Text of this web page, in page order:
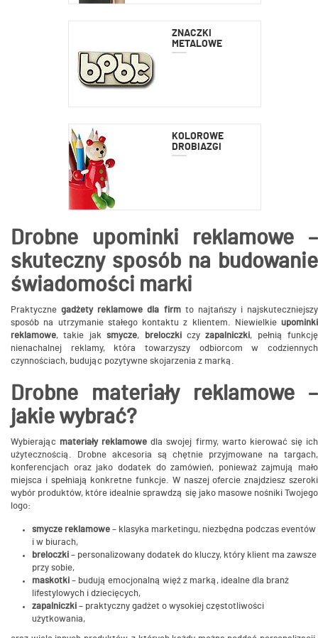
ZNACZKI
METALOWE
KOLOROWE
DROBIAZGI
Drobne upominki reklamowe –
skuteczny sposób na budowanie
świadomości marki
Praktycznegadżety reklamowe dla firmto najtańszy i najskuteczniejszy
sposób na utrzymanie stałego kontaktu z klientem. Niewielkie upominki
reklamowe, takie jaksmycze, breloczkiczyzapalniczki, pełnią funkcję
nienachalnej reklamy, która towarzyszy odbiorcom w codziennych
czynnościach, budując pozytywne skojarzenia z marką.
Drobne materiały reklamowe –
jakie wybrać?
Wybierając materiały reklamowe dla swojej firmy, warto kierować się ich
użytecznością. Drobne akcesoria są chętnie przyjmowane na targach,
konferencjach oraz jako dodatek do zamówień, ponieważ zajmują mało
miejsca i spełniają konkretne funkcje. W naszej ofercie znajdziesz szeroki
wybór produktów, które idealnie sprawdzą się jako masowe nośniki Twojego
logo:
smycze reklamowe – klasyka marketingu, niezbędna podczas eventów
i w biurach,
breloczki – personalizowany dodatek do kluczy, który klient ma zawsze
przy sobie,
maskotki – budują emocjonalną więź z marką, idealne dla branż
lifestylowych i dziecięcych,
zapalniczki – praktyczny gadżet o wysokiej częstotliwości
użytkowania,